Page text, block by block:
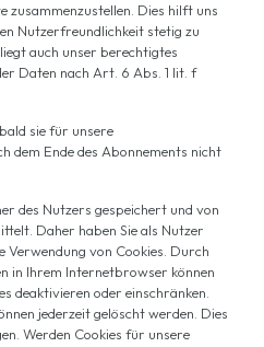
zusammenzustellen. Dies hilft uns
Nutzerfreundlichkeit stetig zu
auch unser berechtigtes
Daten nach Art. 6 Abs. 1 lit. f
sie für unsere
dem Ende des Abonnements nicht
des Nutzers gespeichert und von
Daher haben Sie als Nutzer
Verwendung von Cookies. Durch
in Ihrem Internetbrowser können
deaktivieren oder einschränken.
jederzeit gelöscht werden. Dies
Werden Cookies für unsere